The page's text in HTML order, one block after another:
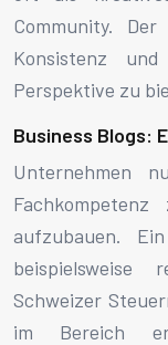
Community.
Konsistenz
Perspektive zu
Business Blogs:
Unternehmen
aufzubauen.
beispielsweise
Schweizer
im Bereich